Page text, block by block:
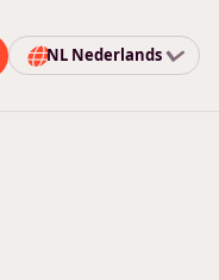
NL Nederlands